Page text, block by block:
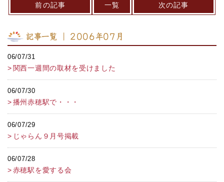
前の記事 一覧 次の記事
記事一覧 ｜ 2006年07月
06/07/31
関西一週間の取材を受けました
06/07/30
播州赤穂駅で・・・
06/07/29
じゃらん９月号掲載
06/07/28
赤穂駅を愛する会